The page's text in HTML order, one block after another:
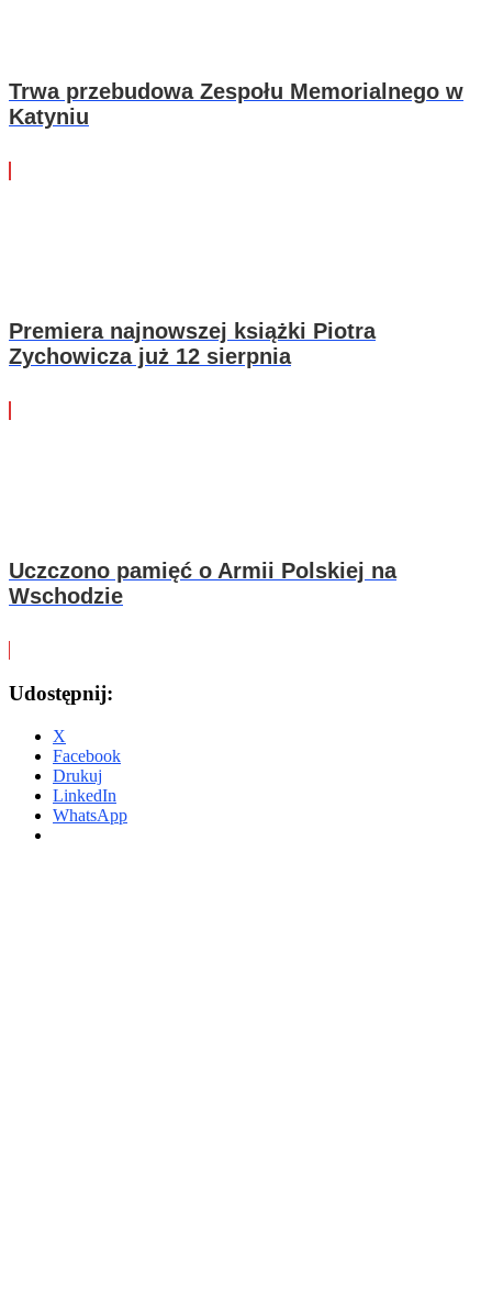
Trwa przebudowa Zespołu Memorialnego w
Katyniu
Premiera najnowszej książki Piotra
Zychowicza już 12 sierpnia
Uczczono pamięć o Armii Polskiej na
Wschodzie
Udostępnij:
X
Facebook
Drukuj
LinkedIn
WhatsApp